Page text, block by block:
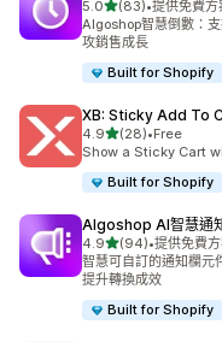
5.0滿分 5 顆星
(83)
共有 83 則評價
•提供免費方
Algoshop智慧倒數：
攻銷售成長
Built for Shopify
XB: Sticky Add To
4.9滿分 5 顆星
(28)
共有 28 則評價
•Free
Show a Sticky Cart
Built for Shopify
Algoshop AI智慧通
4.9滿分 5 顆星
(94)
共有 94 則評價
•提供免費
智慧可自訂的通知欄元
提升轉換成效
Built for Shopify